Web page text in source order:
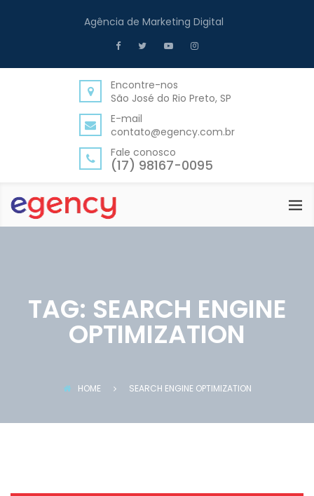
Agência de Marketing Digital
Encontre-nos
São José do Rio Preto, SP
E-mail
contato@egency.com.br
Fale conosco
(17) 98167-0095
TAG: SEARCH ENGINE
OPTIMIZATION
HOME SEARCH ENGINE OPTIMIZATION